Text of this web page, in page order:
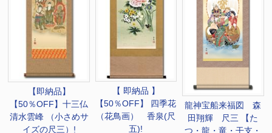
【即納品】
【50％OFF】十三仏
清水雲峰 （小さめサ
イズの尺三）!
【 即納品 】
【50％OFF】 四季花
（花鳥画） 香泉(尺
五)!
龍神宝船来福図 森
田翔輝 尺三 【た
つ・龍・竜・干支・